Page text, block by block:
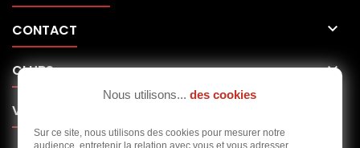
CONTACT 
CLUBS 
VOTRE COMPTE
Nous utilisons... des cookies
Sur ce site, nous utilisons des cookies pour mesurer notre
audience, entretenir la relation avec vous et vous adresser